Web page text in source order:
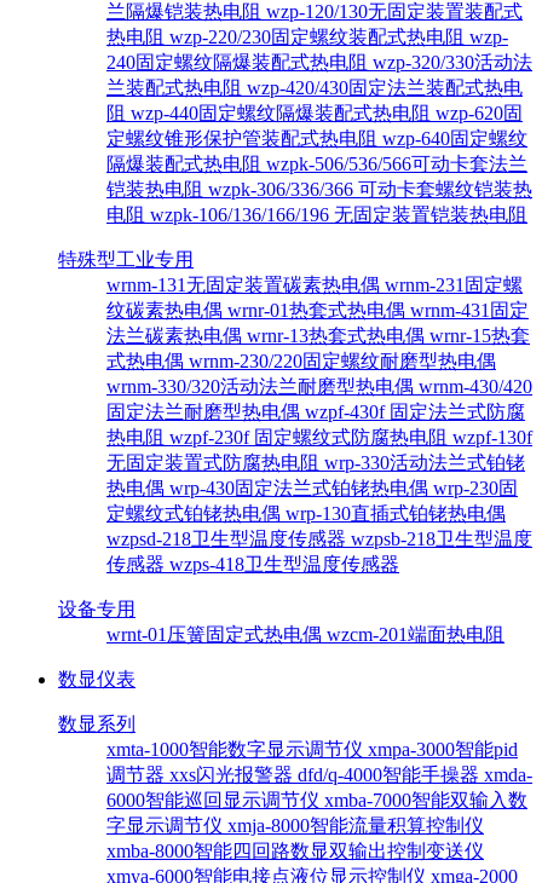
兰隔爆铠装热电阻 wzp-120/130无固定装置装配式
热电阻 wzp-220/230固定螺纹装配式热电阻 wzp-
240固定螺纹隔爆装配式热电阻 wzp-320/330活动法
兰装配式热电阻 wzp-420/430固定法兰装配式热电
阻 wzp-440固定螺纹隔爆装配式热电阻 wzp-620固
定螺纹锥形保护管装配式热电阻 wzp-640固定螺纹
隔爆装配式热电阻 wzpk-506/536/566可动卡套法兰
铠装热电阻 wzpk-306/336/366 可动卡套螺纹铠装热
电阻 wzpk-106/136/166/196 无固定装置铠装热电阻
特殊型工业专用
wrnm-131无固定装置碳素热电偶 wrnm-231固定螺
纹碳素热电偶 wrnr-01热套式热电偶 wrnm-431固定
法兰碳素热电偶 wrnr-13热套式热电偶 wrnr-15热套
式热电偶 wrnm-230/220固定螺纹耐磨型热电偶
wrnm-330/320活动法兰耐磨型热电偶 wrnm-430/420
固定法兰耐磨型热电偶 wzpf-430f 固定法兰式防腐
热电阻 wzpf-230f 固定螺纹式防腐热电阻 wzpf-130f
无固定装置式防腐热电阻 wrp-330活动法兰式铂铑
热电偶 wrp-430固定法兰式铂铑热电偶 wrp-230固
定螺纹式铂铑热电偶 wrp-130直插式铂铑热电偶
wzpsd-218卫生型温度传感器 wzpsb-218卫生型温度
传感器 wzps-418卫生型温度传感器
设备专用
wrnt-01压簧固定式热电偶 wzcm-201端面热电阻
数显仪表
数显系列
xmta-1000智能数字显示调节仪 xmpa-3000智能pid
调节器 xxs闪光报警器 dfd/q-4000智能手操器 xmda-
6000智能巡回显示调节仪 xmba-7000智能双输入数
字显示调节仪 xmja-8000智能流量积算控制仪
xmba-8000智能四回路数显双输出控制变送仪
xmya-6000智能电接点液位显示控制仪 xmga-2000